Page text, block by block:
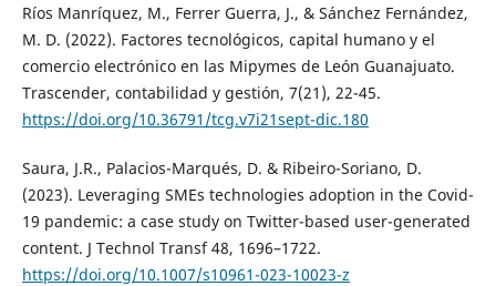
Ríos Manríquez, M., Ferrer Guerra, J., & Sánchez Fernández,
M. D. (2022). Factores tecnológicos, capital humano y el
comercio electrónico en las Mipymes de León Guanajuato.
Trascender, contabilidad y gestión, 7(21), 22-45.
https://doi.org/10.36791/tcg.v7i21sept-dic.180
Saura, J.R., Palacios-Marqués, D. & Ribeiro-Soriano, D.
(2023). Leveraging SMEs technologies adoption in the Covid-
19 pandemic: a case study on Twitter-based user-generated
content. J Technol Transf 48, 1696–1722.
https://doi.org/10.1007/s10961-023-10023-z